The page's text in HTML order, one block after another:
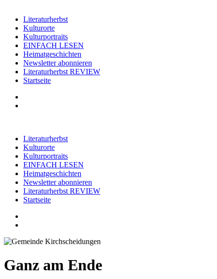
Literaturherbst
Kulturorte
Kulturportraits
EINFACH LESEN
Heimatgeschichten
Newsletter abonnieren
Literaturherbst REVIEW
Startseite
Literaturherbst
Kulturorte
Kulturportraits
EINFACH LESEN
Heimatgeschichten
Newsletter abonnieren
Literaturherbst REVIEW
Startseite
Ganz am Ende